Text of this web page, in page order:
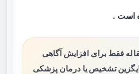
است .
فقط برای افزایش آگاهی
تشخیص یا درمان پزشکی